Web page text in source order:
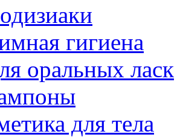
гигиена
оральных ласк
для тела